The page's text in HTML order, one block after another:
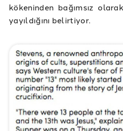
kökeninden bağımsız
yayıldığını belirtiyor.